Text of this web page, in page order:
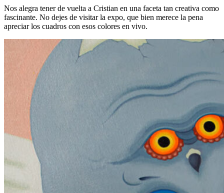
Nos alegra tener de vuelta a Cristian en una faceta tan creativa como
fascinante. No dejes de visitar la expo, que bien merece la pena
apreciar los cuadros con esos colores en vivo.